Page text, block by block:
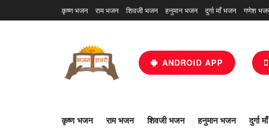
कृष्ण भजन राम भजन शिवजी भजन हनुमान भजन दुर्गा माँ भजन गणेश
ANDROID APP
कृष्ण भजन राम भजन शिवजी भजन हनुमान भजन दुर्गा